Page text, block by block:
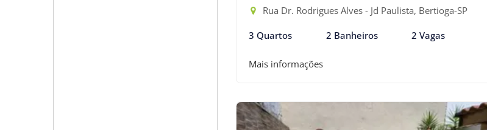
Rua Dr. Rodrigues Alves - Jd Paulista, Bertioga-SP
3 Quartos 2 Banheiros 2 Vagas
Mais informações